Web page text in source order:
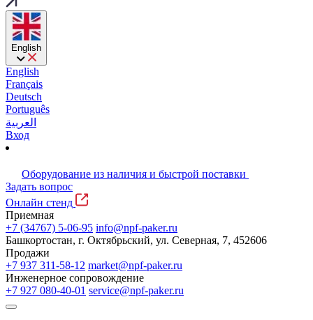
English
English
Français
Deutsch
Português
العربية
Вход
Оборудование из наличия и быстрой поставки
Задать вопрос
Онлайн стенд
Приемная
+7 (34767) 5-06-95 info@npf-paker.ru
Башкортостан, г. Октябрьский, ул. Северная, 7, 452606
Продажи
+7 937 311-58-12 market@npf-paker.ru
Инженерное сопровождение
+7 927 080-40-01 service@npf-paker.ru